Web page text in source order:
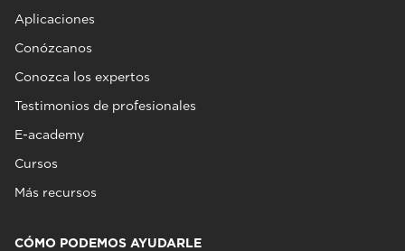
Aplicaciones
Conózcanos
Conozca los expertos
Testimonios de profesionales
E-academy
Cursos
Más recursos
CÓMO PODEMOS AYUDARLE